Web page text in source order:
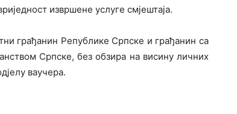
извршене услуге смјештаја.
грађанин Републике Српске и грађанин са
Српске, без обзира на висину личних
ваучера.